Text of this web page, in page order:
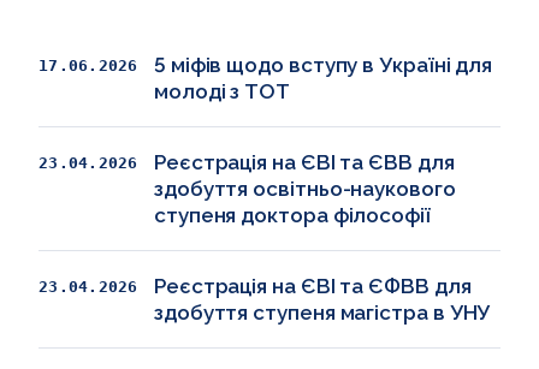
17.06.2026
5 міфів щодо вступу в Україні для
молоді з ТОТ
23.04.2026
Реєстрація на ЄВІ та ЄВВ для
здобуття освітньо-наукового
ступеня доктора філософії
23.04.2026
Реєстрація на ЄВІ та ЄФВВ для
здобуття ступеня магістра в УНУ